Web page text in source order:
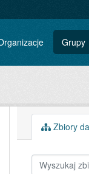
Grupy
Zbiory